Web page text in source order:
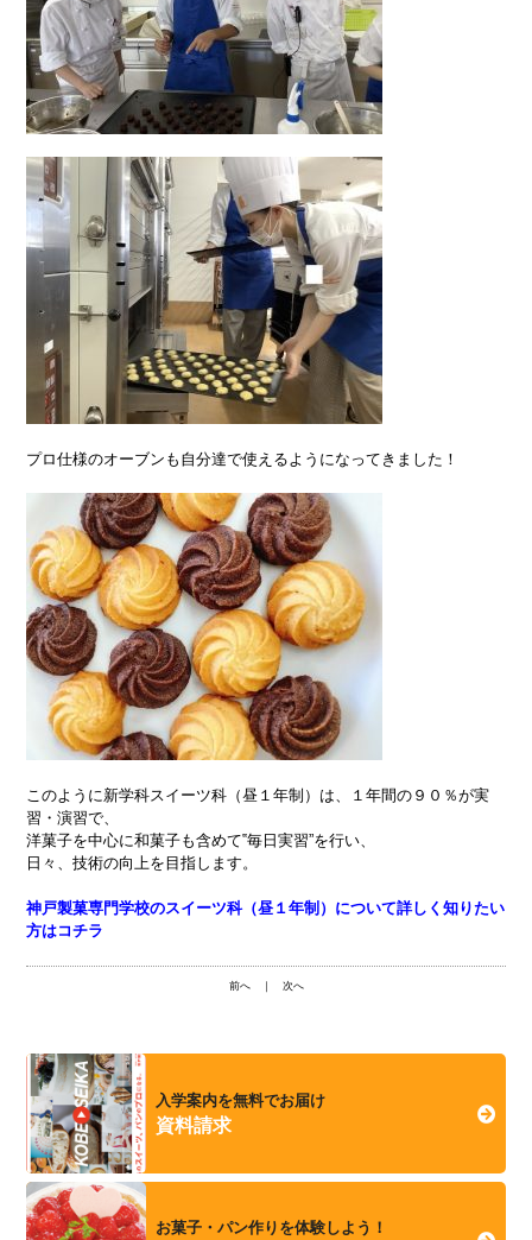
プロ仕様のオーブンも自分達で使えるようになってきました！
このように新学科スイーツ科（昼１年制）は、１年間の９０％が実
習・演習で、
洋菓子を中心に和菓子も含めて‟毎日実習”を行い、
日々、技術の向上を目指します。
神戸製菓専門学校のスイーツ科（昼１年制）について詳しく知りたい
方はコチラ
前へ｜ 次へ
入学案内を無料でお届け
資料請求
お菓子・パン作りを体験しよう！